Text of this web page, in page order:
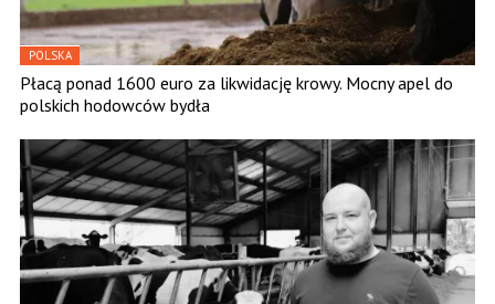
POLSKA
Płacą ponad 1600 euro za likwidację krowy. Mocny apel do
polskich hodowców bydła